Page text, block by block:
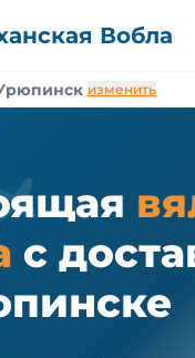
Вобла
изменить
с